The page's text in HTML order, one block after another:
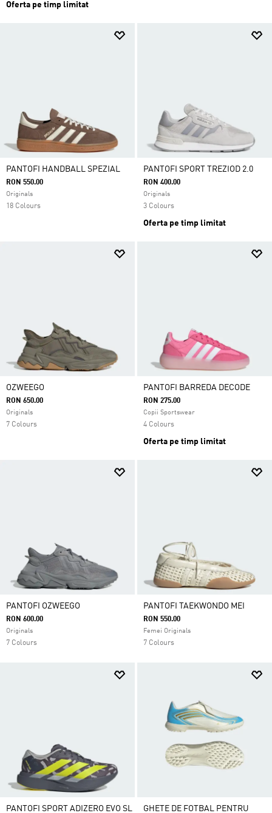
Oferta pe timp limitat
PANTOFI HANDBALL SPEZIAL
RON 550.00
Originals
18 Colours
PANTOFI SPORT TREZIOD 2.0
RON 400.00
Originals
3 Colours
Oferta pe timp limitat
OZWEEGO
RON 650.00
Originals
7 Colours
PANTOFI BARREDA DECODE
RON 275.00
Copii Sportswear
4 Colours
Oferta pe timp limitat
PANTOFI OZWEEGO
RON 600.00
Originals
7 Colours
PANTOFI TAEKWONDO MEI
RON 550.00
Femei Originals
7 Colours
PANTOFI SPORT ADIZERO EVO SL GHETE DE FOTBAL PENTRU